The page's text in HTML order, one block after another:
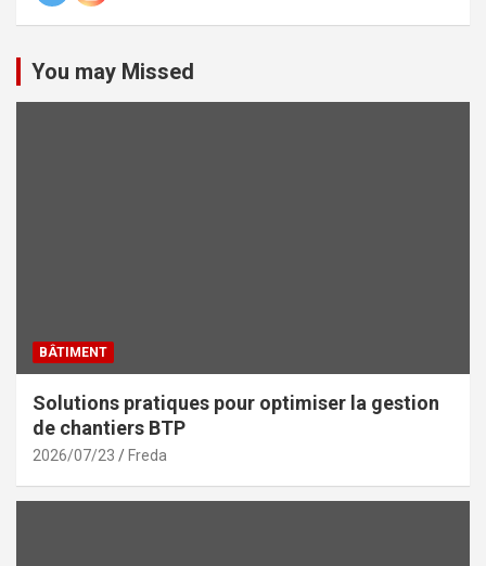
You may Missed
BÂTIMENT
Solutions pratiques pour optimiser la gestion
de chantiers BTP
2026/07/23 Freda